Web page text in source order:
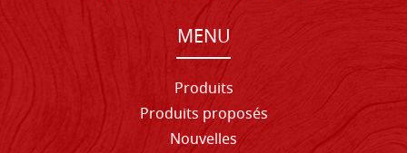
MENU
Produits
Produits proposés
Nouvelles